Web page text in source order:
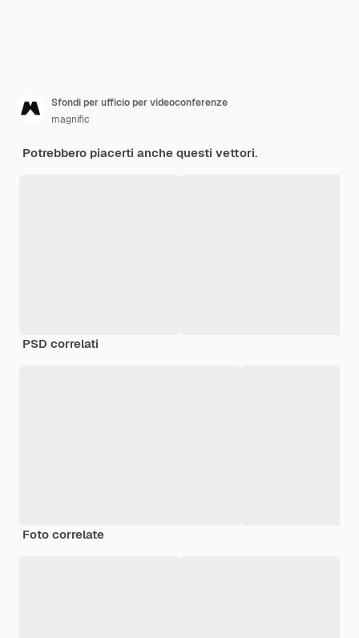
Sfondi per ufficio per videoconferenze
magnific
Potrebbero piacerti anche questi vettori.
PSD correlati
Foto correlate